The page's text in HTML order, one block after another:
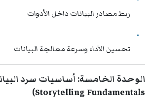
ربط مصادر البيانات داخل الأدوات
تحسين الأداء وسرعة معالجة البيانات
Storytelling Fundamentals)